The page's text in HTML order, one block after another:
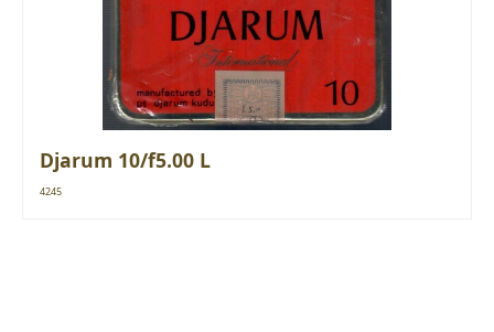
Djarum 10/f5.00 L
4245